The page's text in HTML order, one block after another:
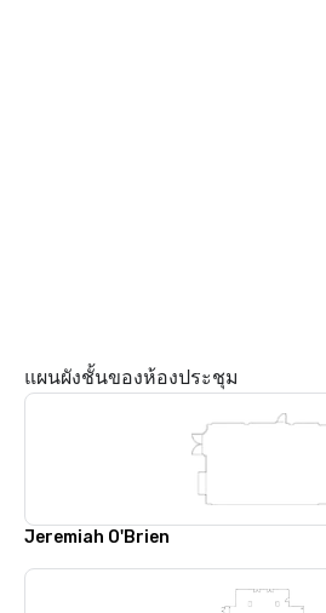
แผนผังชั้นของห้องประชุม
Jeremiah O'Brien